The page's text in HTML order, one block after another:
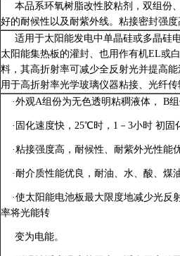
本品系环氧树脂改性胶粘剂，双组份
好的耐候性以及耐紫外线。粘接密封强
适用于太阳能发电中单晶硅或多晶硅
太阳能集热板的灌封、也用作有机EL或
料，其高折射率可减少全反射光并提高
用于高折射率光学玻璃仪器粘接、光纤
·外观A组份为无色透明粘稠液体， B
· 固化速度快， 25℃时， 1 － 3小时 初固
·粘接强度高，耐候性、耐紫外光性能
· 耐介质性能优良，耐油、水、酸、煤
·使太阳能电池板最大限度地减少光反
率将光能转
变为电能。